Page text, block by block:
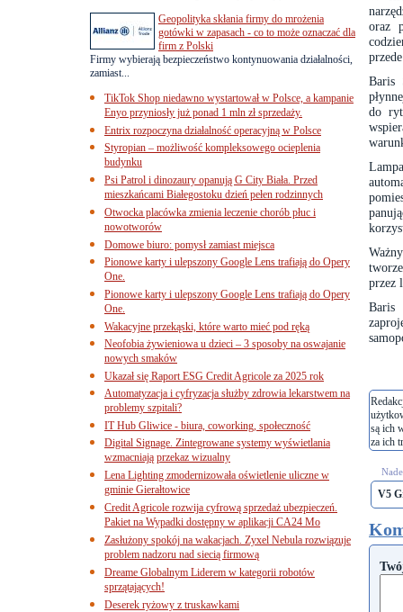
oraz
Baris
do
przez
Baris
są ich
za ich
V5
Geopolityka skłania firmy do mrożenia
gotówki w zapasach - co to może oznaczać dla
firm z Polski
Firmy wybierają bezpieczeństwo kontynuowania działalności,
zamiast...
TikTok Shop niedawno wystartował w Polsce, a kampanie
Enyo przyniosły już ponad 1 mln zł sprzedaży.
Entrix rozpoczyna działalność operacyjną w Polsce
Styropian – możliwość kompleksowego ocieplenia
budynku
Psi Patrol i dinozaury opanują G City Biała. Przed
mieszkańcami Białegostoku dzień pełen rodzinnych
Otwocka placówka zmienia leczenie chorób płuc i
nowotworów
Domowe biuro: pomysł zamiast miejsca
Pionowe karty i ulepszony Google Lens trafiają do Opery
One.
Pionowe karty i ulepszony Google Lens trafiają do Opery
One.
Wakacyjne przekąski, które warto mieć pod ręką
Neofobia żywieniowa u dzieci – 3 sposoby na oswajanie
nowych smaków
Ukazał się Raport ESG Credit Agricole za 2025 rok
Automatyzacja i cyfryzacja służby zdrowia lekarstwem na
problemy szpitali?
IT Hub Gliwice - biura, coworking, społeczność
Digital Signage. Zintegrowane systemy wyświetlania
wzmacniają przekaz wizualny
Lena Lighting zmodernizowała oświetlenie uliczne w
gminie Gierałtowice
Credit Agricole rozwija cyfrową sprzedaż ubezpieczeń.
Pakiet na Wypadki dostępny w aplikacji CA24 Mo
Zasłużony spokój na wakacjach. Zyxel Nebula rozwiązuje
problem nadzoru nad siecią firmową
Dreame Globalnym Liderem w kategorii robotów
sprzątających!
Deserek ryżowy z truskawkami